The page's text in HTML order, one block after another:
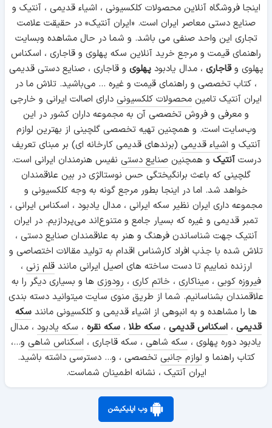
اینجا فروشگاه آنلاین محصولات کلکسیونی ، اشیاء قدیمی ، آنتیک و
صنایع دستی معاصر ایران است. «ایران آنتیک» در حقیقت علامت
تجاری این واحد صنفی می باشد. و شما در حال مشاهده وبسایت
راهنمای قیمت و مرجع خرید آنلاین سکه پهلوی و قاجاری ، اسکناس
پهلوی وقاجاری ، مدال یادبودپهلوی و قاجاری ، صنایع دستی قدیمی
، کتاب تخصصی و راهنمای قیمت و غیره ... می‌باشید. تلاش ما در
ایران آنتیک تامین محصولات کلکسیونی دارای اصالت ایرانی و خارجی
و معرفی و فروش تخصصی آن به مجموعه داران کشور در این
وب‌سایت است. و همچنین تهیه تخصصی گلچینی از بهترین لوازم
آنتیک و اشیاء قدیمی (برندهای قدیمی کارخانه ای) بر مبنای تعریف
درستآنتیک و همچنینصنایع دستی نفیس هنرمندان ایرانی است.
گلچینی که باعث برانگیختگی حس نوستالژی در بین علاقمندان
خواهد شد. اما در اینجا بطور مرجع گونه به وجه کلکسیونی و
مجموعه داری ایران نظیر سکه ایرانی ، مدال یادبود ، اسکناس ایرانی ،
تمبر قدیمی و غیره که بسیار جامع و متنوع‌اند می‌پردازیم. در ایران
آنتیک جهت شناساندن فرهنگ و هنر به علاقمندان صنایع دستی ،
تلاش شده با جذب افراد کارشناس اقدام به تولید مقالات اختصاصی و
ارزنده نماییم تا دست ساخته های اصیل ایرانی مانندقلم زنی ،
فیروزه کوبی ،میناکاری ، خاتم کاری ، رودوزی ها و بسیاری دیگر را به
علاقمندان بشناسانیم. شما از طریق منوی سایت میتوانید دسته بندی
ها را مشاهده و به انبوهی از اشیاء قدیمی و کلکسیونی مانند سکه
قدیمی ، اسکناس قدیمی ، سکه طلا ، سکه نقره ، سکه یادبود ، مدال
یادبود دوره پهلوی ، سکه شاهی ، سکه قاجاری ، اسکناس شاهی و...،
کتاب راهنما و لوازم جانبی تخصصی ، و... دسترسی داشته باشید.
ایران آنتیک ، نشانه اطمینان شماست.
وب اپلیکیشن